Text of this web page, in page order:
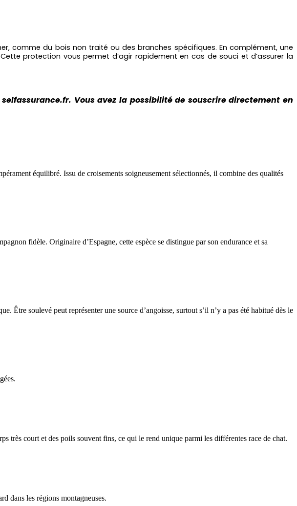
comme du bois non traité ou des branches spécifiques. En complément, une
protection vous permet d’agir rapidement en cas de souci et d’assurer la
selfassurance.fr. Vous avez la possibilité de souscrire directement en
équilibré. Issu de croisements soigneusement sélectionnés, il combine des qualités
fidèle. Originaire d’Espagne, cette espèce se distingue par son endurance et sa
soulevé peut représenter une source d’angoisse, surtout s’il n’y a pas été habitué dès le
très court et des poils souvent fins, ce qui le rend unique parmi les différentes race de chat.
dans les régions montagneuses.